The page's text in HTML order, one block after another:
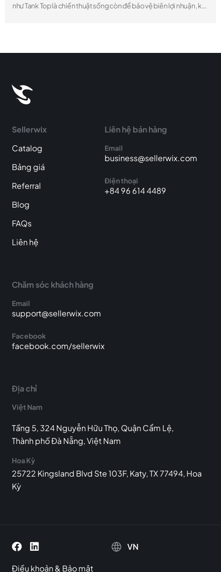
như Tank Top là chiến thuật sống còn để bảo vệ biên lợi nhuận, khi
Sellerwix
Catalog
Bảng giá
Referral
Blog
FAQs
Liên hệ
Liên hệ bán hàng
Email
business@sellerwix.com
Điện thoại
+84 96 614 4489
Chăm sóc khách hàng
Email
support@sellerwix.com
Facebook
facebook.com/sellerwix
Địa chỉ
Việt Nam
Tầng 5, 324 Nguyễn Hữu Thọ, Quận Cẩm Lệ,
Thành phố Đà Nẵng, Việt Nam
Hoa Kỳ
25722 Kingsland Blvd Ste 103F, Katy, TX 77494, Hoa
Kỳ
VN
Điều khoản& Bảo mật